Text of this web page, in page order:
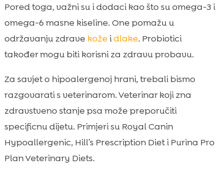
Pored toga, važni su i dodaci kao što su omega-3 i
omega-6 masne kiseline. One pomažu u
održavanju zdrave kože idlake. Probiotici
također mogu biti korisni za zdravu probavu.
Za savjet o hipoalergenoj hrani, trebali bismo
razgovarati s veterinarom. Veterinar koji zna
zdravstveno stanje psa može preporučiti
specificnu dijetu. Primjeri su Royal Canin
Hypoallergenic, Hill’s Prescription Diet i Purina Pro
Plan Veterinary Diets.